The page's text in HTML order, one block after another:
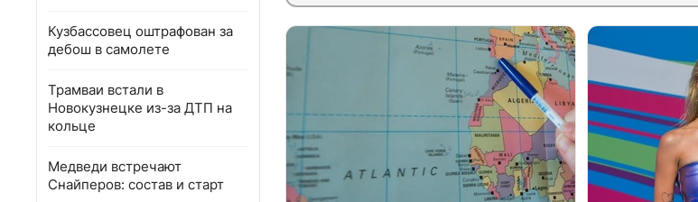
Кузбассовец оштрафован за
дебош в самолете
Трамваи встали в
Новокузнецке из-за ДТП на
кольце
Медведи встречают
Снайперов: состав и старт